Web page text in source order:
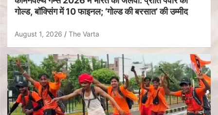
गोल्ड, बॉक्सिंग में 10 फाइनल; ‘गोल्ड की बरसात’ की उम्मीद
August 1, 2026 The Varta